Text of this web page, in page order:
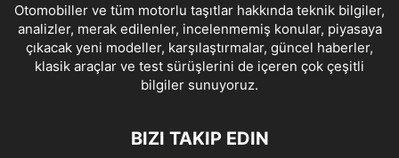
Otomobiller ve tüm motorlu taşıtlar hakkında teknik bilgiler,
analizler, merak edilenler, incelenmemiş konular, piyasaya
çıkacak yeni modeller, karşılaştırmalar, güncel haberler,
klasik araçlar ve test sürüşlerini de içeren çok çeşitli
bilgiler sunuyoruz.
BIZI TAKIP EDIN